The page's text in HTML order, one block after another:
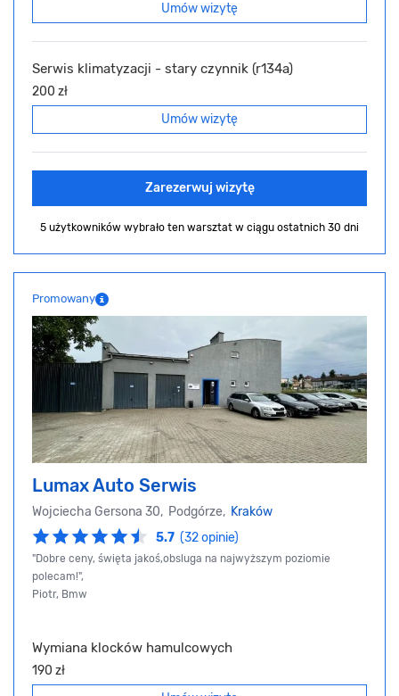
Umów wizytę
Serwis klimatyzacji - stary czynnik (r134a)
200 zł
Umów wizytę
Zarezerwuj wizytę
5 użytkowników wybrało ten warsztat w ciągu ostatnich 30 dni
Promowany
Lumax Auto Serwis
Wojciecha Gersona 30, Podgórze, Kraków
5.7 (32 opinie)
"Dobre ceny, święta jakoś,obsluga na najwyższym poziomie
polecam!",
Piotr, Bmw
Wymiana klocków hamulcowych
190 zł